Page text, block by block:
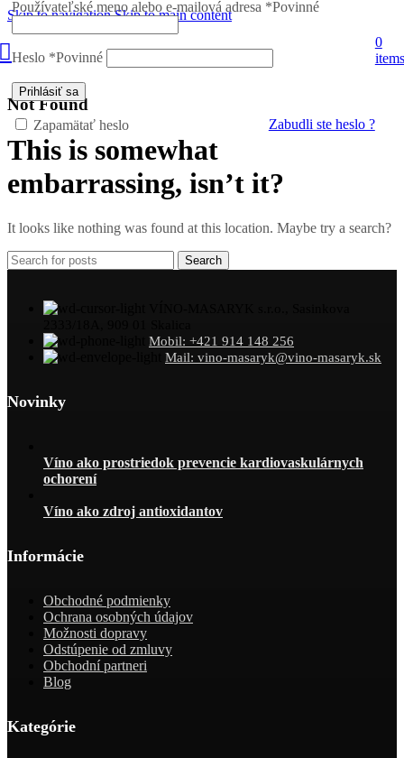
Skip to navigationSkip to main content
Používateľské meno alebo e-mailová adresa *Povinné
Heslo *Povinné
Prihlásiť sa
Zabudli ste heslo ?
Zapamätať heslo
0
items
Not Found
This is somewhat
embarrassing, isn’t it?
It looks like nothing was found at this location. Maybe try a search?
Search
Mobil: +421 914 148 256
Mail: vino-masaryk@vino-masaryk.sk
Novinky
Víno ako prostriedok prevencie kardiovaskulárnych
ochorení
Víno ako zdroj antioxidantov
Informácie
Obchodné podmienky
Ochrana osobných údajov
Možnosti dopravy
Odstúpenie od zmluvy
Obchodní partneri
Blog
Kategórie